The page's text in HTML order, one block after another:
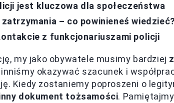
jest kluczowa dla społeczeństwa
– co powinieneś wiedzieć?
z funkcjonariuszami policji
my jako obywatele musimy bardziej
okazywać szacunek i
Kiedy zostaniemy poproszeni o
dokument tożsamości.